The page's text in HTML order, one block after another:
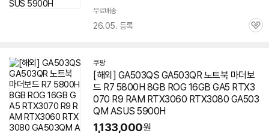
무료배송
26.05. 등록
관
쿠팡
[해외] GA503QS GA503QR 노트북 마더보
드 R7 5800H 8GB ROG 16GB GA5 RTX3
070 R9 RAM RTX3060 RTX3080 GA503
QM ASUS 5900H
1,133,000원